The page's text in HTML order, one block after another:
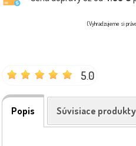
(Vyhradzujeme si
5.0
Popis Súvisiace produkty